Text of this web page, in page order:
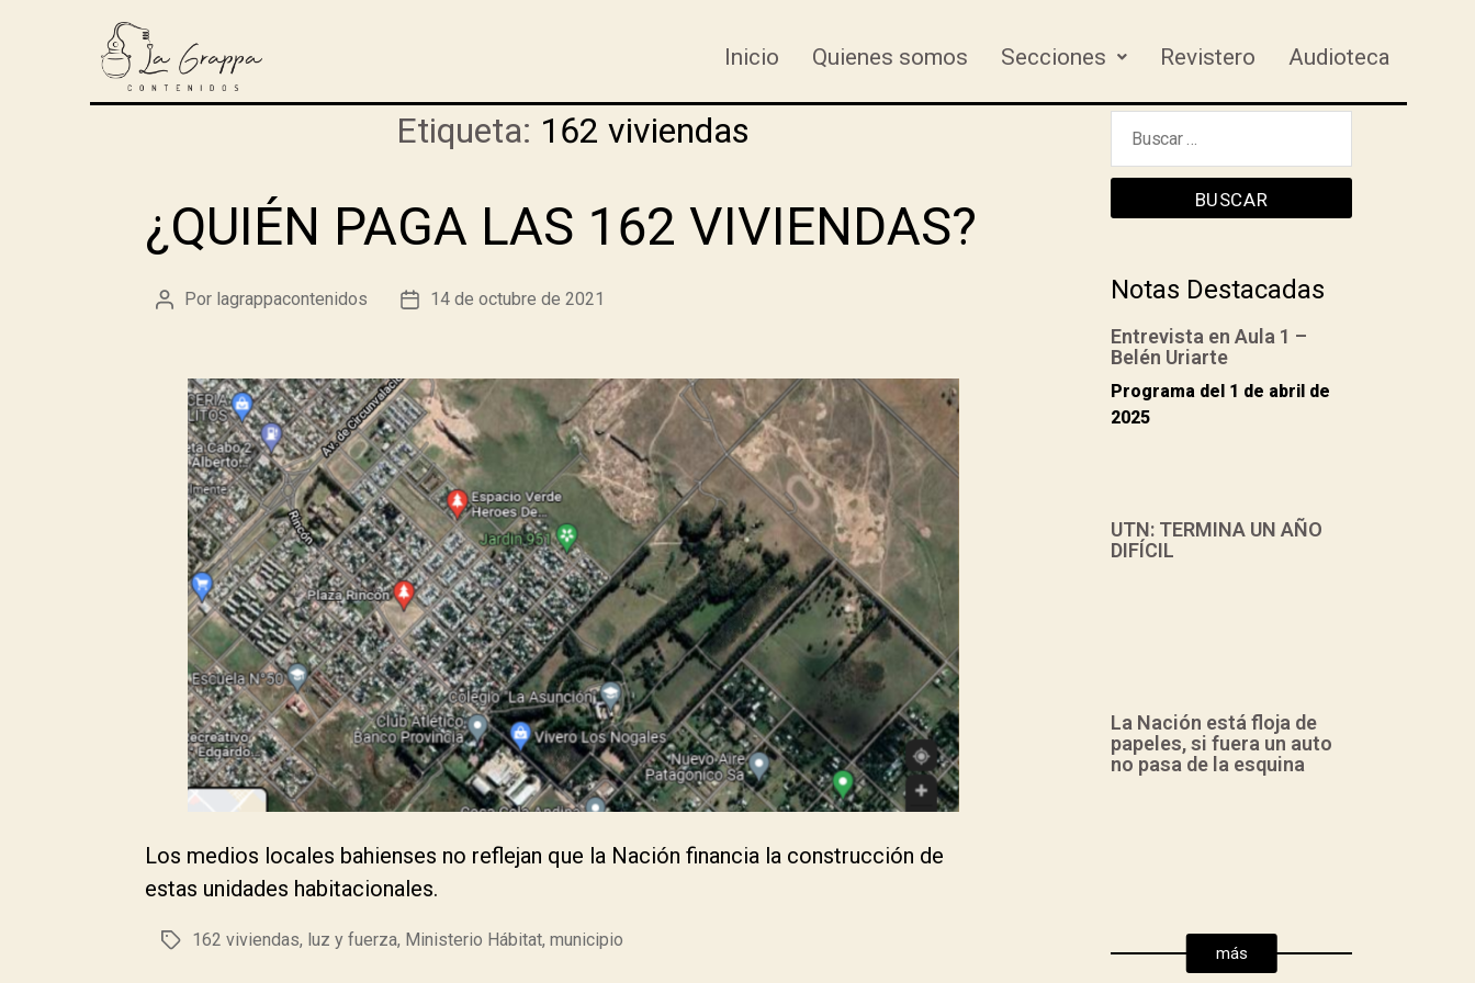
Inicio Quienes somos Secciones Revistero Audioteca
Etiqueta: 162 viviendas
¿QUIÉN PAGA LAS 162 VIVIENDAS?
Por lagrappacontenidos 14 de octubre de 2021
Los medios locales bahienses no reflejan que la Nación financia la construcción de
estas unidades habitacionales.
162 viviendas, luz y fuerza, Ministerio Hábitat, municipio
Notas Destacadas
Entrevista en Aula 1 –
Belén Uriarte
Programa del 1 de abril de
2025
UTN: TERMINA UN AÑO
DIFÍCIL
proveniente de la
La Nación está floja de
papeles, si fuera un auto
no pasa de la esquina
más